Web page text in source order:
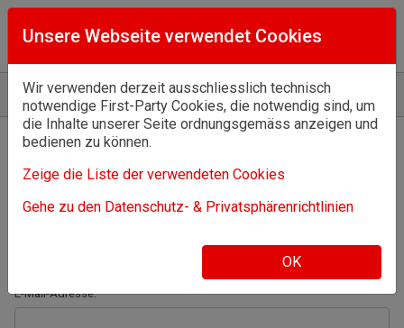
Home Anmelden
Willkommen!
Melden Sie sich an oder registrieren Sie sich.
Ich habe bereits ein Konto:
E-Mail-Adresse:
Unsere Webseite verwendet Cookies
Wir verwenden derzeit ausschliesslich technisch
notwendige First-Party Cookies, die notwendig sind, um
die Inhalte unserer Seite ordnungsgemäss anzeigen und
bedienen zu können.
Zeige die Liste der verwendeten Cookies
Gehe zu den Datenschutz- & Privatsphärenrichtlinien
OK